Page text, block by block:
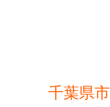
千葉県